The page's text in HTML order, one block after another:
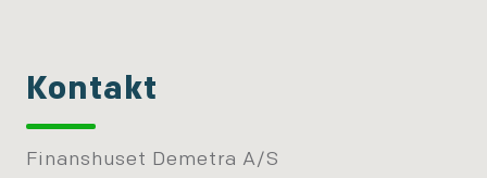
Kontakt
Finanshuset Demetra A/S